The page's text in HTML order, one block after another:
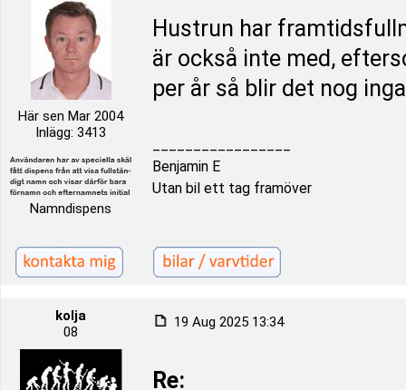
Här sen Mar 2004
Inlägg: 3413
Namndispens
Hustrun har
är också inte med,
per år så blir det nog
Benjamin E
Utan bil ett tag framöver
kolja
08
19 Aug 2025 13:34
Re: